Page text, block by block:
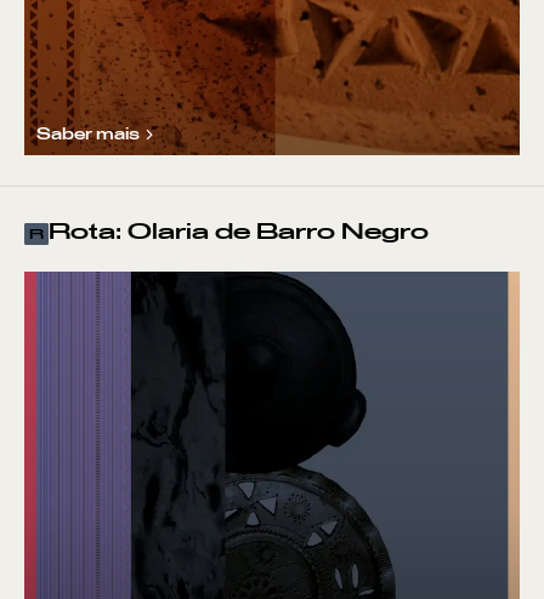
Saber mais
R Rota: Olaria de Barro Negro